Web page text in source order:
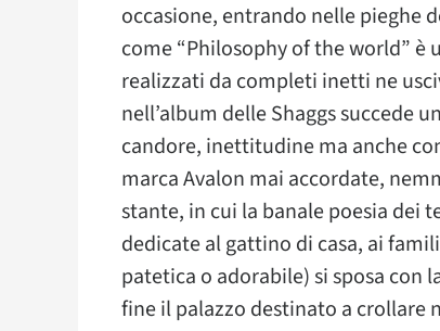
occasione, entrando nelle pieghe
come “Philosophy of the world” è
realizzati da completi inetti ne
nell’album delle Shaggs succede
candore, inettitudine ma anche
marca Avalon mai accordate,
stante, in cui la banale poesia dei
dedicate al gattino di casa, ai
patetica o adorabile) si sposa con
fine il palazzo destinato a crollare